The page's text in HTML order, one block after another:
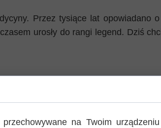
Przez tysiące lat opowiadano
urosły do rangi legend. Dziś
na Twoim urządzeniu